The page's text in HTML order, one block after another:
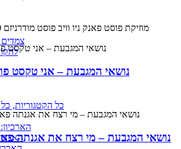
צמדים
כל הקטגוריות,
מאת: romi מוזיקת פוסט פאנק ניו וויב פוסט מודרניזם 1978-1990
נושאי המגבעת – אני טקסט
נושאי המגבעת – מי רצח את אגנתה